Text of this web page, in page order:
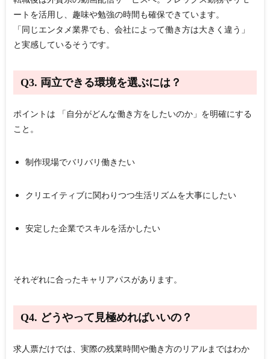
ートを活用し、趣味や勉強の時間も確保できています。
「同じエンタメ業界でも、会社によって働き方は大きく違う」
と実感しているそうです。
Q3. 両立できる環境を選ぶには？
ポイントは
「自分がどんな働き方をしたいのか」を明確にする
こと 。
制作現場でバリバリ働きたい
クリエイティブに関わりつつ生活リズムを大事にしたい
安定した企業でスキルを活かしたい
それぞれに合ったキャリアパスがあります。
Q4. どうやって見極めればいいの？
求人票だけでは、実際の残業時間や働き方のリアルまではわか